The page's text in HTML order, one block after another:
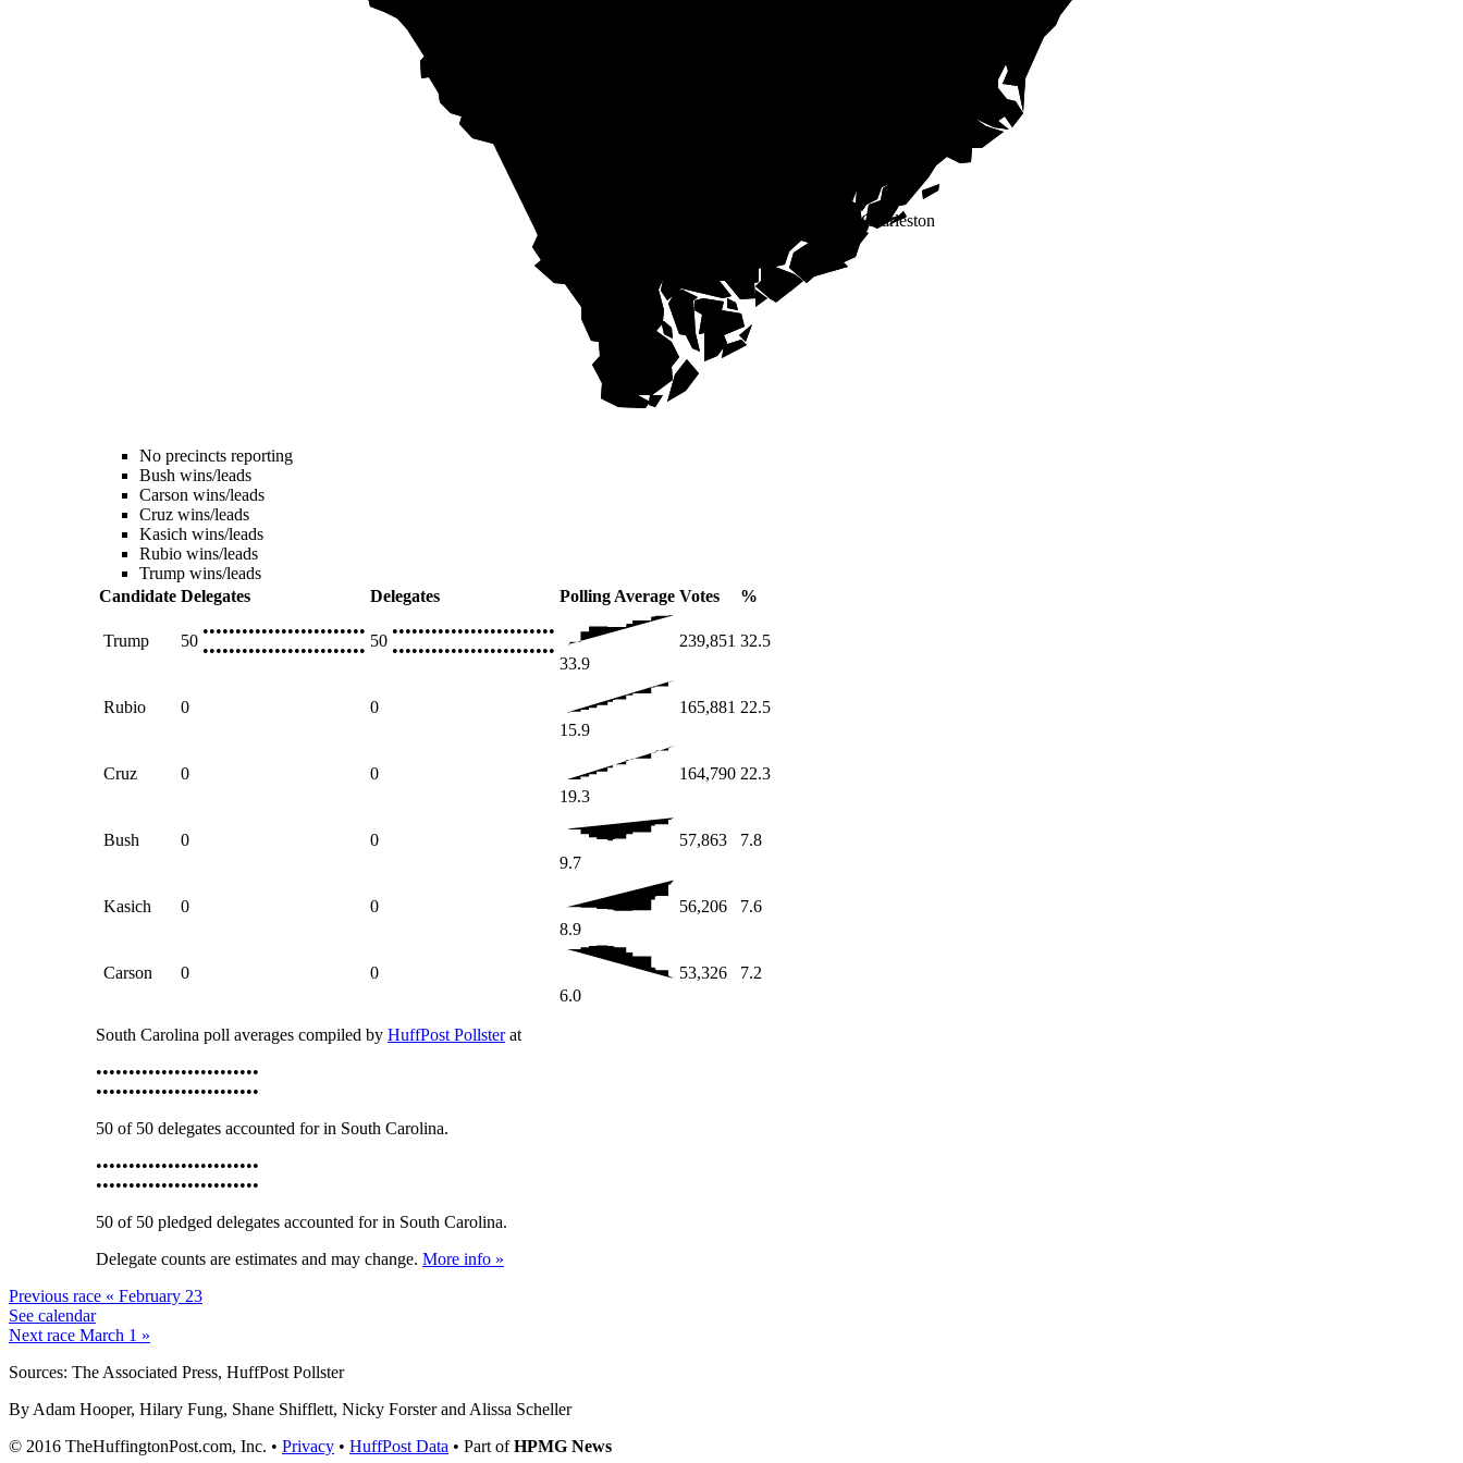
Charleston
No precincts reporting
Bush wins/leads
Carson wins/leads
Cruz wins/leads
Kasich wins/leads
Rubio wins/leads
Trump wins/leads
Candidate Delegates Delegates Polling Average Votes %
Trump 50
•••••••••••••••••••••••••
•••••••••••••••••••••••••
50
•••••••••••••••••••••••••
•••••••••••••••••••••••••
33.9
239,851 32.5
Rubio 0
0
15.9
165,881 22.5
Cruz 0
0
19.3
164,790 22.3
Bush 0
0
9.7
57,863 7.8
Kasich 0
0
8.9
56,206 7.6
Carson 0
0
6.0
53,326 7.2
South Carolina poll averages compiled by HuffPost Pollsterat
•••••••••••••••••••••••••
•••••••••••••••••••••••••
50 of 50 delegates accounted for in South Carolina.
•••••••••••••••••••••••••
•••••••••••••••••••••••••
50 of 50 pledged delegates accounted for in South Carolina.
Delegate counts are estimates and may change. More info »
Previous race « February 23
See calendar
Next race March 1 »
Sources: The Associated Press, HuffPost Pollster
By Adam Hooper, Hilary Fung, Shane Shifflett, Nicky Forster and Alissa Scheller
© 2016 TheHuffingtonPost.com, Inc. • Privacy • HuffPost Data • Part ofHPMG News